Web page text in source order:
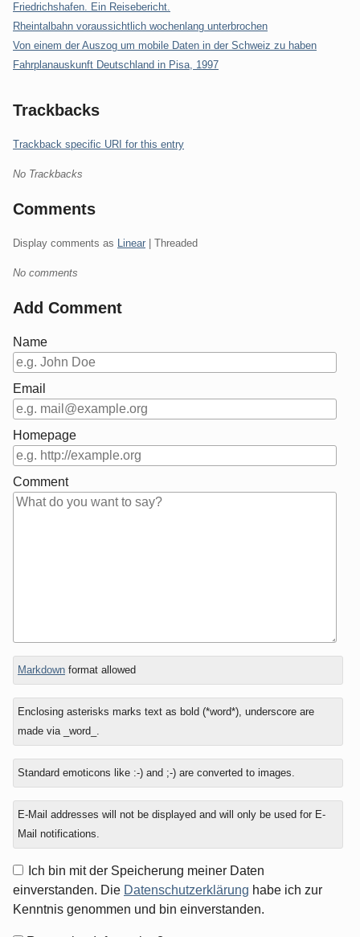
Friedrichshafen. Ein Reisebericht.
Rheintalbahn voraussichtlich wochenlang unterbrochen
Von einem der Auszog um mobile Daten in der Schweiz zu haben
Fahrplanauskunft Deutschland in Pisa, 1997
Trackbacks
Trackback specific URI for this entry
No Trackbacks
Comments
Display comments as Linear | Threaded
No comments
Add Comment
Name
Email
Homepage
Comment
In
reply
to
What
is
seven
Markdownformat allowed
Enclosing asterisks marks text as bold (*word*), underscore are
made via _word_.
Standard emoticons like :-) and ;-) are converted to images.
E-Mail addresses will not be displayed and will only be used for E-
Mail notifications.
Ich bin mit der Speicherung meiner Daten
einverstanden. Die Datenschutzerklärung habe ich zur
Kenntnis genommen und bin einverstanden.